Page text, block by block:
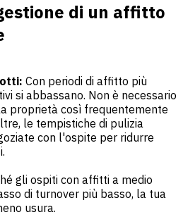
di un affitto
Con periodi di affitto più
si abbassano. Non è necessario
proprietà così frequentemente
le tempistiche di pulizia
con l'ospite per ridurre
gli ospiti con affitti a medio
di turnover più basso, la tua
usura.